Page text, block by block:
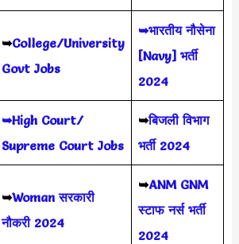
➥College/University
Govt Jobs
➥भारतीय नौसेना
[Navy] भर्ती
2024
➥High Court/
Supreme Court Jobs
➥बिजली विभाग
भर्ती 2024
➥Woman सरकारी
नौकरी 2024
➥ANM GNM
स्टाफ नर्स भर्ती
2024